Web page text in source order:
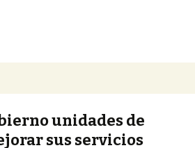
Tepic
información
unidades de
sus servicios